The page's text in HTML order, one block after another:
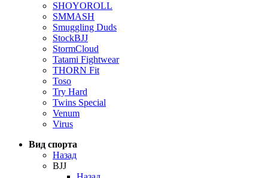
SHOYOROLL
SMMASH
Smuggling Duds
StockBJJ
StormCloud
Tatami Fightwear
THORN Fit
Toso
Try Hard
Twins Special
Venum
Virus
Вид спорта
Назад
BJJ